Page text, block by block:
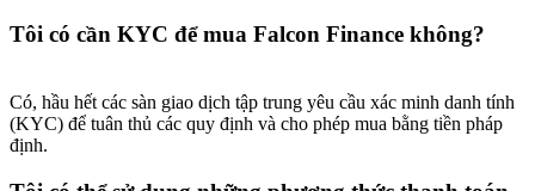
Tôi có cần KYC để mua Falcon Finance không?
Có, hầu hết các sàn giao dịch tập trung yêu cầu xác minh danh tính
(KYC) để tuân thủ các quy định và cho phép mua bằng tiền pháp
định.